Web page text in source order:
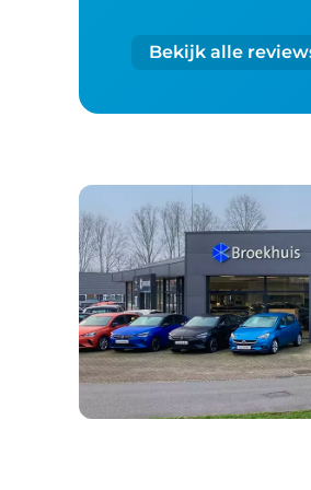
Bekijk alle